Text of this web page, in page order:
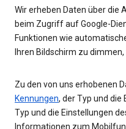
Wir erheben Daten über die
beim Zugriff auf Google-
Funktionen wie
Ihren Bildschirm zu
Zu den von uns erhobenen
Kennungen, der Typ und die
Typ und die Einstellungen
Informationen zum